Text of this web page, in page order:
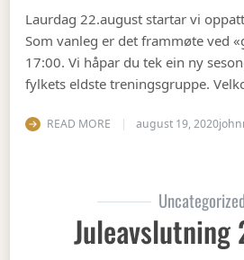
Laurdag 22.august startar vi
Som vanleg er det frammøte ved
17:00. Vi håpar du tek ein ny
fylkets eldste treningsgruppe.
READ MORE august 19, 2020
Juleavslutning